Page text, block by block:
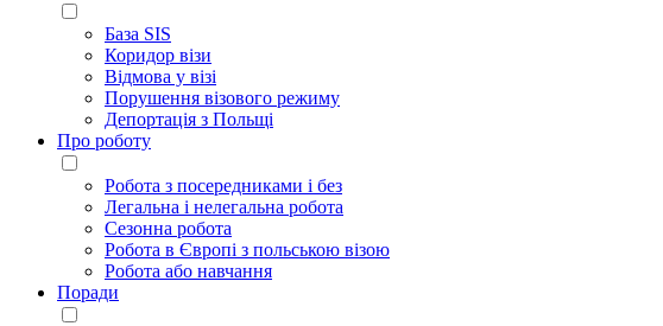
База SIS
Коридор візи
Відмова у візі
Порушення візового режиму
Депортація з Польщі
Про роботу
Робота з посередниками і без
Легальна і нелегальна робота
Сезонна робота
Робота в Європі з польською візою
Робота або навчання
Поради